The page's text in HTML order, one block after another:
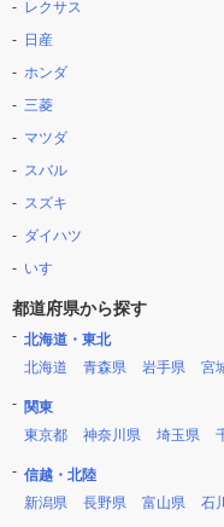
レクサス
日産
ホンダ
三菱
マツダ
スバル
スズキ
ダイハツ
いすゞ
都道府県から探す
北海道・東北
北海道
青森県 岩手県 宮
関東
東京都
神奈川県 埼玉県
信越・北陸
新潟県
長野県 富山県 石